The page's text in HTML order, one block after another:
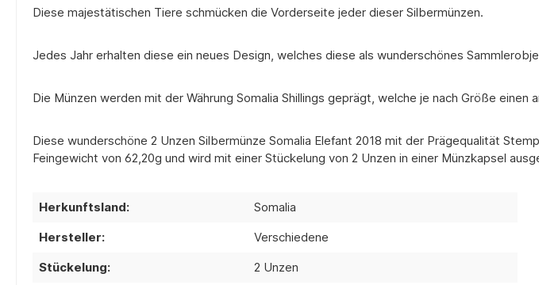
Diese majestätischen Tiere schmücken die Vorderseite jeder dieser Silbermünzen.
Jedes Jahr erhalten diese ein neues Design, welches diese als wunderschönes
Die Münzen werden mit der Währung Somalia Shillings geprägt, welche je nach Größe einen
Diese wunderschöne 2 Unzen Silbermünze Somalia Elefant 2018 mit der Prägequalität
Feingewicht von 62,20g und wird mit einer Stückelung von 2 Unzen in einer Münzkapsel
Herkunftsland:
Somalia
Hersteller:
Verschiedene
Stückelung:
2 Unzen